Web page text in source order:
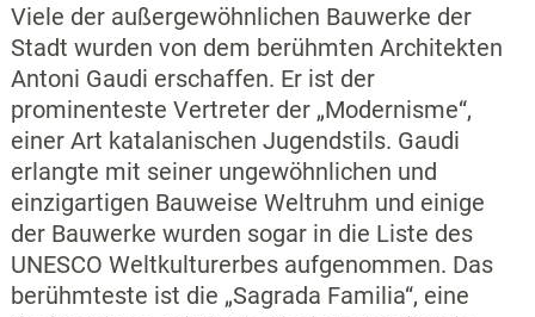
Viele der außergewöhnlichen Bauwerke der
Stadt wurden von dem berühmten Architekten
Antoni Gaudi erschaffen. Er ist der
prominenteste Vertreter der „Modernisme“,
einer Art katalanischen Jugendstils. Gaudi
erlangte mit seiner ungewöhnlichen und
einzigartigen Bauweise Weltruhm und einige
der Bauwerke wurden sogar in die Liste des
UNESCO Weltkulturerbes aufgenommen. Das
berühmteste ist die „Sagrada Familia“, eine